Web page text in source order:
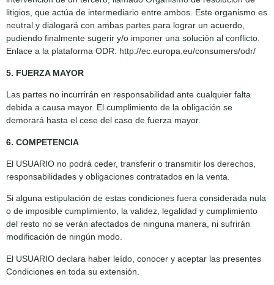
litigios, que actúa de intermediario entre ambos. Este organismo es
neutral y dialogará con ambas partes para lograr un acuerdo,
pudiendo finalmente sugerir y/o imponer una solución al conflicto.
Enlace a la plataforma ODR: http://ec.europa.eu/consumers/odr/
5. FUERZA MAYOR
Las partes no incurrirán en responsabilidad ante cualquier falta
debida a causa mayor. El cumplimiento de la obligación se
demorará hasta el cese del caso de fuerza mayor.
6. COMPETENCIA
El USUARIO no podrá ceder, transferir o transmitir los derechos,
responsabilidades y obligaciones contratados en la venta.
Si alguna estipulación de estas condiciones fuera considerada nula
o de imposible cumplimiento, la validez, legalidad y cumplimiento
del resto no se verán afectados de ninguna manera, ni sufrirán
modificación de ningún modo.
El USUARIO declara haber leído, conocer y aceptar las presentes
Condiciones en toda su extensión.